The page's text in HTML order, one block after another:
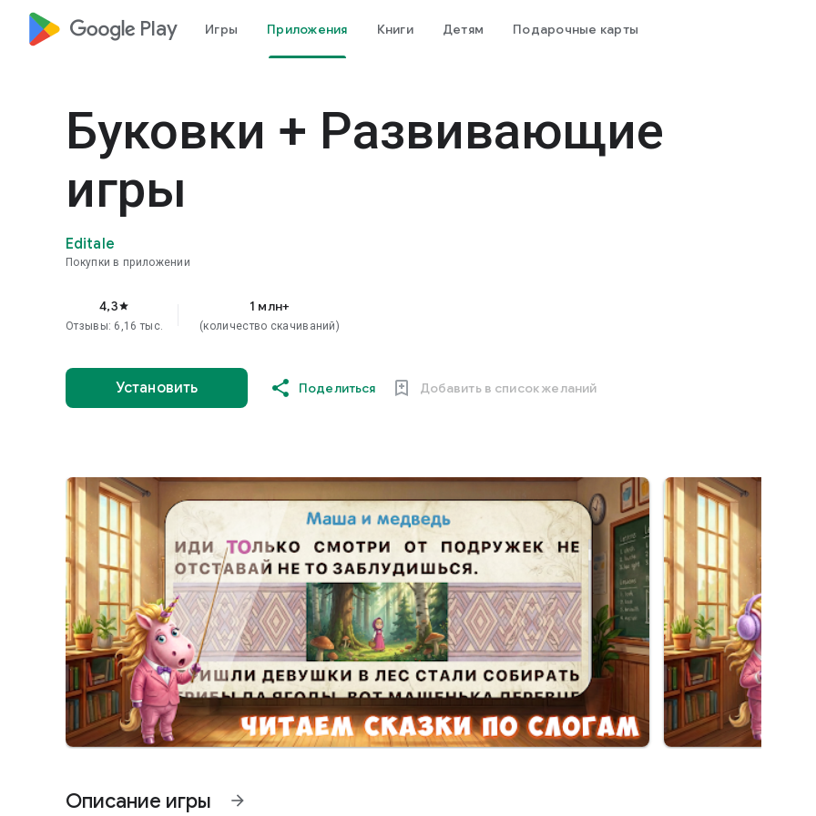
google_logo Play Игры Приложения Книги Детям Подарочные карты
Буковки + Развивающие
игры
Editale
Покупки в приложении
4,3star
Отзывы: 6,16 тыс.
1 млн+
(количество скачиваний)
Установить Поделиться Добавить в список желаний
Описание игры arrow_forward